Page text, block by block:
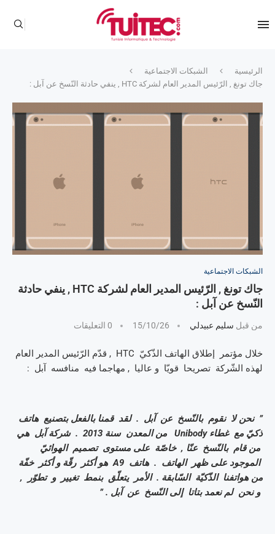
الرئيسية
الشبكات الاجتماعية
جاك تونغ , الرّئيس المدير العام لشركة HTC , ينفي حادثة النّسخ عن آبل :
الشبكات الاجتماعية
جاك تونغ , الرّئيس المدير العام لشركة HTC , ينفي حادثة
النّسخ عن آبل :
من قبل سليم عبيدلي 15/10/26 0 التعليقات
خلال مؤتمر إطلاق الهاتف الذّكيّ HTC , قدّم الرّئيس المدير العام
لهذه الشّركة تصريحا قويّا و عاليا , مهاجما فيه منافسه آبل :
” نحن لا نقوم بالنّسخ عن آبل . لقد قمنا بالفعل بتصنيع هاتف
ذكيّ مع غطاء Unibody من المعدن سنة 2013 . شركة آبل هي
من قام بالنّسخ عنّا , خاصّة على مستوى تصميم الهوائيّ
الموجود على ظهر الهاتف . هاتف A9 هو أكثر رقّة و أكثر خفّة
من هواتفنا الذّكيّة السّابقة . الأمر يتعلّق بنمط تغيير و تطوّر ,
و نحن لم نعمد بتاتا إلى النّسخ عن آبل . ”